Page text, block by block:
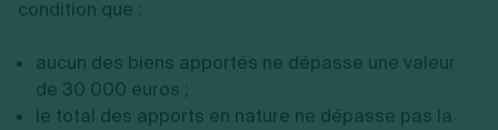
condition que :
aucun des biens apportés ne dépasse une valeur
de 30 000 euros ;
le total des apports en nature ne dépasse pas la